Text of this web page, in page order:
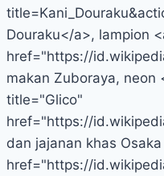
Douraku</a>, lampion
href="https://
makan Zuboraya,
title="Glico"
href="https://
dan jajanan khas
href="https://